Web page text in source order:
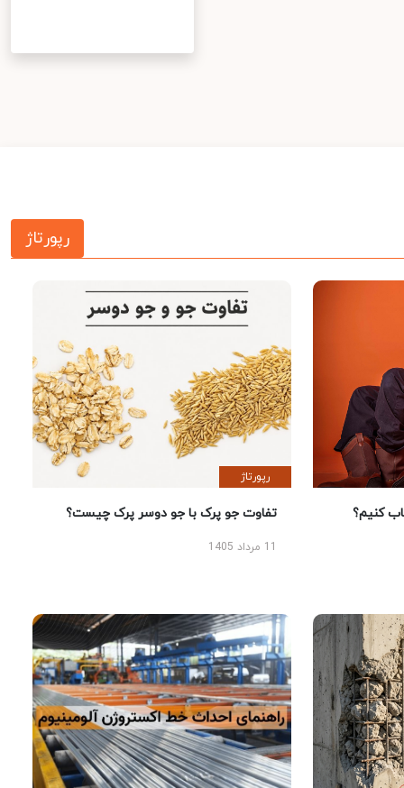
رپورتاژ
کنیم؟
رپورتاژ
تفاوت جو پرک با جو دوسر پرک چیست؟